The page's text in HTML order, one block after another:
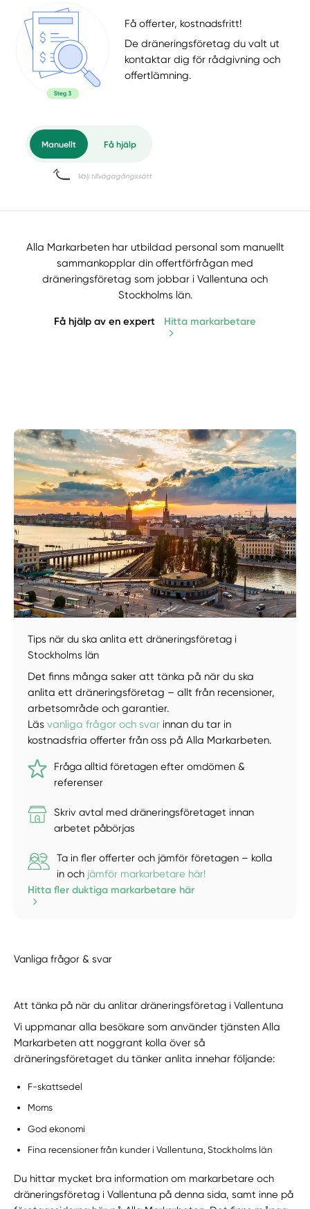
Få offerter, kostnadsfritt!
De dräneringsföretag du valt ut
kontaktar dig för rådgivning och
offertlämning.
Manuellt Få hjälp
Välj tillvägagångssätt
Alla Markarbeten har utbildad personal som manuellt
sammankopplar din offertförfrågan med
dräneringsföretag som jobbar i Vallentuna och
Stockholms län.
Få hjälp av en expert Hitta markarbetare
Tips när du ska anlita ett dräneringsföretag i
Stockholms län
Det finns många saker att tänka på när du ska
anlita ett dräneringsföretag – allt från recensioner,
arbetsområde och garantier.
Läsvanliga frågor och svar innan du tar in
kostnadsfria offerter från oss på Alla Markarbeten.
Fråga alltid företagen efter omdömen &
referenser
Skriv avtal med dräneringsföretaget innan
arbetet påbörjas
Ta in fler offerter och jämför företagen – kolla
in och jämför markarbetare här!
Hitta fler duktiga markarbetare här
Vanliga frågor & svar
Att tänka på när du anlitar dräneringsföretag i Vallentuna
Vi uppmanar alla besökare som använder tjänsten Alla
Markarbeten att noggrant kolla över så
dräneringsföretaget du tänker anlita innehar följande:
F-skattsedel
Moms
God ekonomi
Fina recensioner från kunder i Vallentuna, Stockholms län
Du hittar mycket bra information om markarbetare och
dräneringsföretag i Vallentuna på denna sida, samt inne på